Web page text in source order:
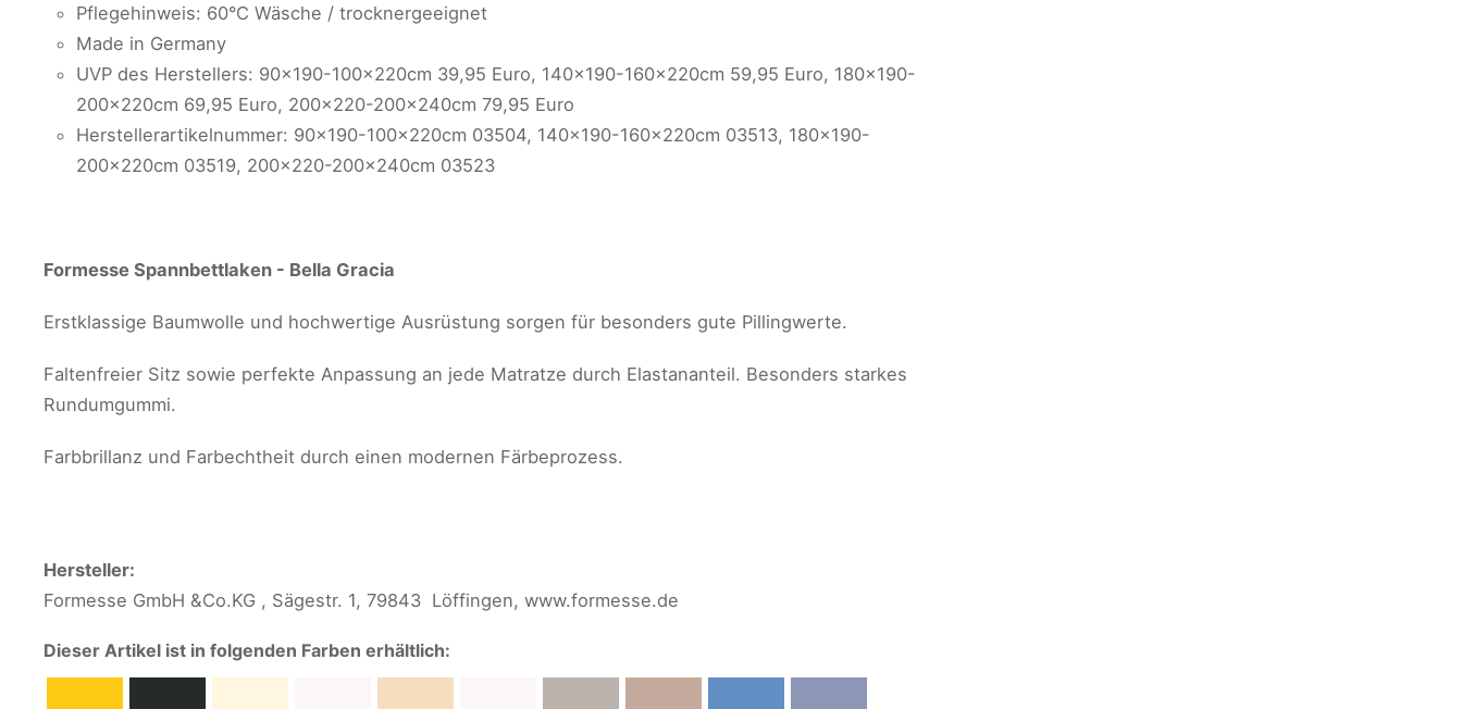
Pflegehinweis: 60°C Wäsche / trocknergeeignet
Made in Germany
UVP des Herstellers: 90x190-100x220cm 39,95 Euro, 140x190-160x220cm 59,95 Euro, 180x190-
200x220cm 69,95 Euro, 200x220-200x240cm 79,95 Euro
Herstellerartikelnummer: 90x190-100x220cm 03504, 140x190-160x220cm 03513, 180x190-
200x220cm 03519, 200x220-200x240cm 03523
Formesse Spannbettlaken - Bella Gracia
Erstklassige Baumwolle und hochwertige Ausrüstung sorgen für besonders gute Pillingwerte.
Faltenfreier Sitz sowie perfekte Anpassung an jede Matratze durch Elastananteil. Besonders starkes
Rundumgummi.
Farbbrillanz und Farbechtheit durch einen modernen Färbeprozess.
Hersteller:
Formesse GmbH &Co.KG , Sägestr. 1, 79843 Löffingen, www.formesse.de
Dieser Artikel ist in folgenden Farben erhältlich: